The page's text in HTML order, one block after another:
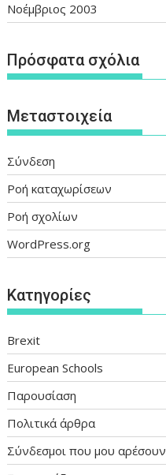
Νοέμβριος 2003
Πρόσφατα σχόλια
Μεταστοιχεία
Σύνδεση
Ροή καταχωρίσεων
Ροή σχολίων
WordPress.org
Kατηγορίες
Brexit
European Schools
Παρουσίαση
Πολιτικά άρθρα
Σύνδεσμοι που μου αρέσουν